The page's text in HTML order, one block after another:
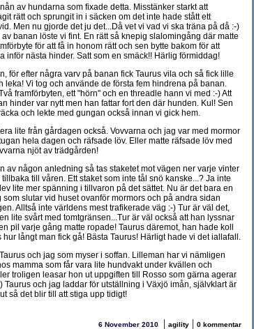
av hundarna som fixade detta. Misstänker starkt att
rätt och sprungit in i säcken om det inte hade stått ett
Men nu gjorde det ju det...Då vet vi vad vi ska träna på då :-)
av banan löste vi fint. En rätt så knepig slalomingång där matte
för att få in honom rätt och sen bytte bakom för att
inför nästa hinder. Satt som en smäck!! Härlig förmiddag!
för efter några varv på banan fick Taurus vila och så fick lille
leka! Vi tog och använde de första fem hindrena på banan.
framförbyten, ett "hörn" och en threadle hann vi med :-) Att
hinder var nytt men han fattar fort den där hunden. Kul! Sen
och lekte med gungan också innan vi gick hem.
lite från gårdagen också. Vovvarna och jag var med mormor
hela dagen och räfsade löv. Eller matte räfsade löv med
njöt av trädgården!
av någon anledning så tas staketet mot vägen ner varje vinter
till våren. Ett staket som inte tål snö kanske...? Ja inte
lite mer spänning i tillvaron på det sättet. Nu är det bara en
som slutar vid huset ovanför mormors och på andra sidan
Alltså inte världens mest trafikerade väg :-) Tur är väl det,
lite svårt med tomtgränsen...Tur är väl också att han lyssnar
pil varje gång matte ropade! Taurus däremot, han hade koll
hur långt man fick gå! Bästa Taurus! Härligt hade vi det iallafall.
och jag som myser i soffan. Lilleman har vi nämligen
mamma som får vara lite hundvakt under kvällen och
troligen leasar hon ut uppgiften till Rosso som gärna agerar
Taurus och jag laddar för utställning i Växjö imån, självklart är
så det blir till att stiga upp tidigt!
6 November 2010 | agility | 0 kommentar